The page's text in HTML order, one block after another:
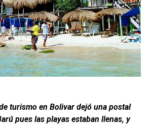
turismo en Bolivar dejó una postal
pues las playas estaban llenas, y